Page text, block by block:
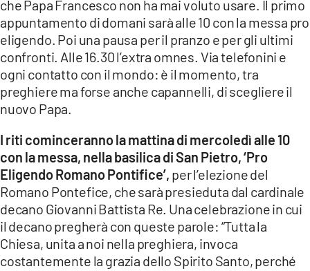
che Papa Francesco non ha mai voluto usare. Il primo
appuntamento di domani sarà alle 10 con la messa pro
eligendo. Poi una pausa per il pranzo e per gli ultimi
confronti. Alle 16.30 l’extra omnes. Via telefonini e
ogni contatto con il mondo: è il momento, tra
preghiere ma forse anche capannelli, di scegliere il
nuovo Papa.
I riti cominceranno la mattina di mercoledì alle 10
con la messa, nella basilica di San Pietro, ‘Pro
Eligendo Romano Pontifice’, per l’elezione del
Romano Pontefice, che sarà presieduta dal cardinale
decano Giovanni Battista Re. Una celebrazione in cui
il decano pregherà con queste parole: “Tutta la
Chiesa, unita a noi nella preghiera, invoca
costantemente la grazia dello Spirito Santo, perché